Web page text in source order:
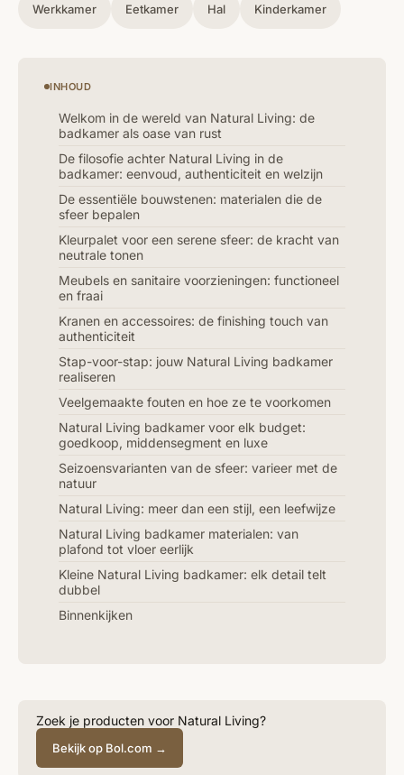
Werkkamer Eetkamer Hal Kinderkamer
INHOUD
Welkom in de wereld van Natural Living: de
badkamer als oase van rust
De filosofie achter Natural Living in de
badkamer: eenvoud, authenticiteit en welzijn
De essentiële bouwstenen: materialen die de
sfeer bepalen
Kleurpalet voor een serene sfeer: de kracht van
neutrale tonen
Meubels en sanitaire voorzieningen: functioneel
en fraai
Kranen en accessoires: de finishing touch van
authenticiteit
Stap-voor-stap: jouw Natural Living badkamer
realiseren
Veelgemaakte fouten en hoe ze te voorkomen
Natural Living badkamer voor elk budget:
goedkoop, middensegment en luxe
Seizoensvarianten van de sfeer: varieer met de
natuur
Natural Living: meer dan een stijl, een leefwijze
Natural Living badkamer materialen: van
plafond tot vloer eerlijk
Kleine Natural Living badkamer: elk detail telt
dubbel
Binnenkijken
Zoek je producten voor Natural Living?
Bekijk op Bol.com →